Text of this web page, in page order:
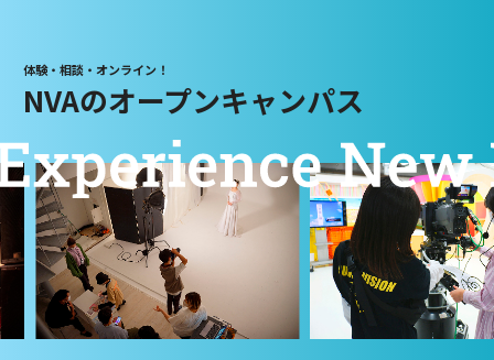
体験・相談・オンライン！
NVAのオープンキャンパス